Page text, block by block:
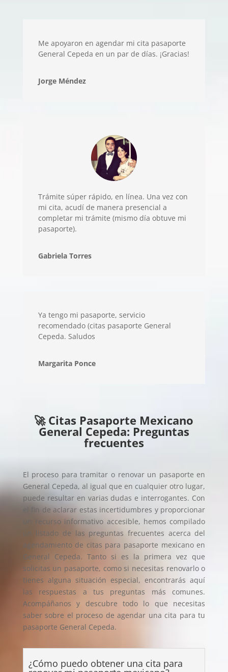
Me apoyaron en agendar mi cita pasaporte
General Cepeda en un par de días. ¡Gracias!
Jorge Méndez
Trámite súper rápido, en línea. Una vez con
mi cita, acudí de manera presencial a
completar mi trámite (mismo día obtuve mi
pasaporte).
Gabriela Torres
Ya tengo mi pasaporte, servicio
recomendado (citas pasaporte General
Cepeda. Saludos
Margarita Ponce
🚀 Citas Pasaporte Mexicano
General Cepeda: Preguntas
frecuentes
El proceso para tramitar o renovar un pasaporte en
General Cepeda, al igual que en cualquier otro lugar,
puede resultar en varias dudas e interrogantes. Con
el fin de aclarar estas incertidumbres y proporcionar
un recurso informativo accesible, hemos compilado
un listado de las preguntas frecuentes acerca del
agendamiento de citas para pasaporte mexicano en
General Cepeda. Tanto si es la primera vez que
solicitas un pasaporte, como si necesitas renovarlo o
tienes alguna situación especial, encontrarás aquí
las respuestas a tus preguntas más comunes.
Acompáñanos y descubre todo lo que necesitas
saber sobre el proceso de agendar una cita para tu
pasaporte General Cepeda.
¿Cómo puedo obtener una cita para